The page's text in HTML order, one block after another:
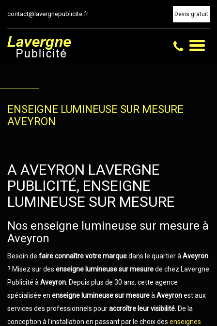
contact@lavergnepublicite.fr Devis gratuit
Toggle
ENSEIGNE LUMINEUSE SUR MESURE
AVEYRON
A AVEYRON LAVERGNE
PUBLICITÉ, ENSEIGNE
LUMINEUSE SUR MESURE
Nos enseigne lumineuse sur mesure à
Aveyron
Besoin de faire connaître votre marquedans le quartier à Aveyron
? Misez sur des enseigne lumineuse sur mesurede chez Lavergne
Publicité à Aveyron . Depuis plus de 30 ans, cette agence
spécialisée en enseigne lumineuse sur mesureà Aveyronest aux
services des professionnels pouraccroître leur visibilité . De la
conception à l'installation en passant par le choix des enseignes